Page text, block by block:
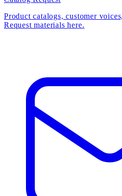
Product catalogs, customer
Request materials here.